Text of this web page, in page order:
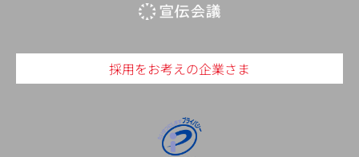
採用をお考えの企業さま